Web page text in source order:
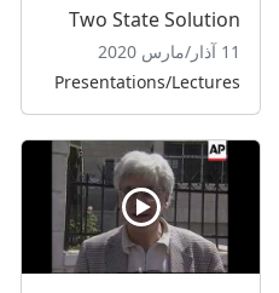
Two State Solution
11 آذار/مارس 2020
Presentations/Lectures